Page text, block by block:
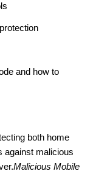
and how to
both home
against malicious
Malicious Mobile